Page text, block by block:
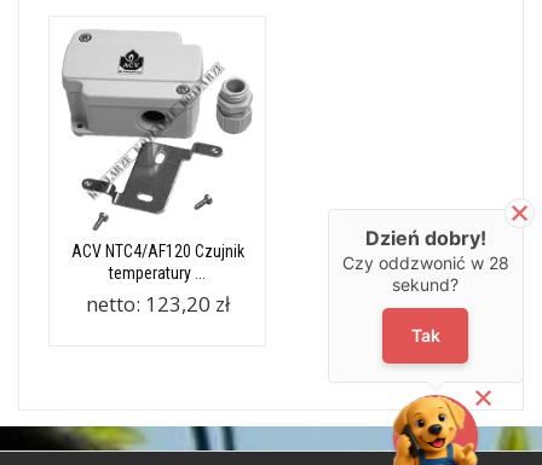
ACV NTC4/AF120 Czujnik
temperatury ...
netto: 123,20 zł
Dzień dobry!
Czy oddzwonić w 28
sekund?
Tak